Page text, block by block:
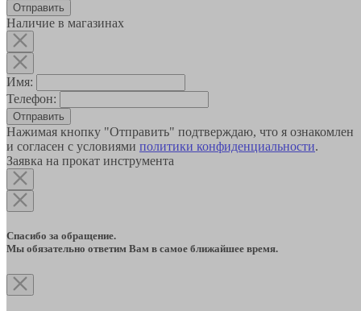
Наличие в магазинах
Имя:
Телефон:
Отправить
Нажимая кнопку "Отправить" подтверждаю, что я ознакомлен
и согласен с условиями политики конфиденциальности.
Заявка на прокат инструмента
Спасибо за обращение.
Мы обязательно ответим Вам в самое ближайшее время.